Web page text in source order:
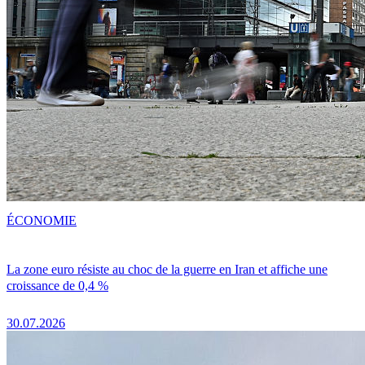
La zone euro résiste au choc de la guerre en Iran et affiche une
croissance de 0,4 %
30.07.2026
ÉCONOMIE